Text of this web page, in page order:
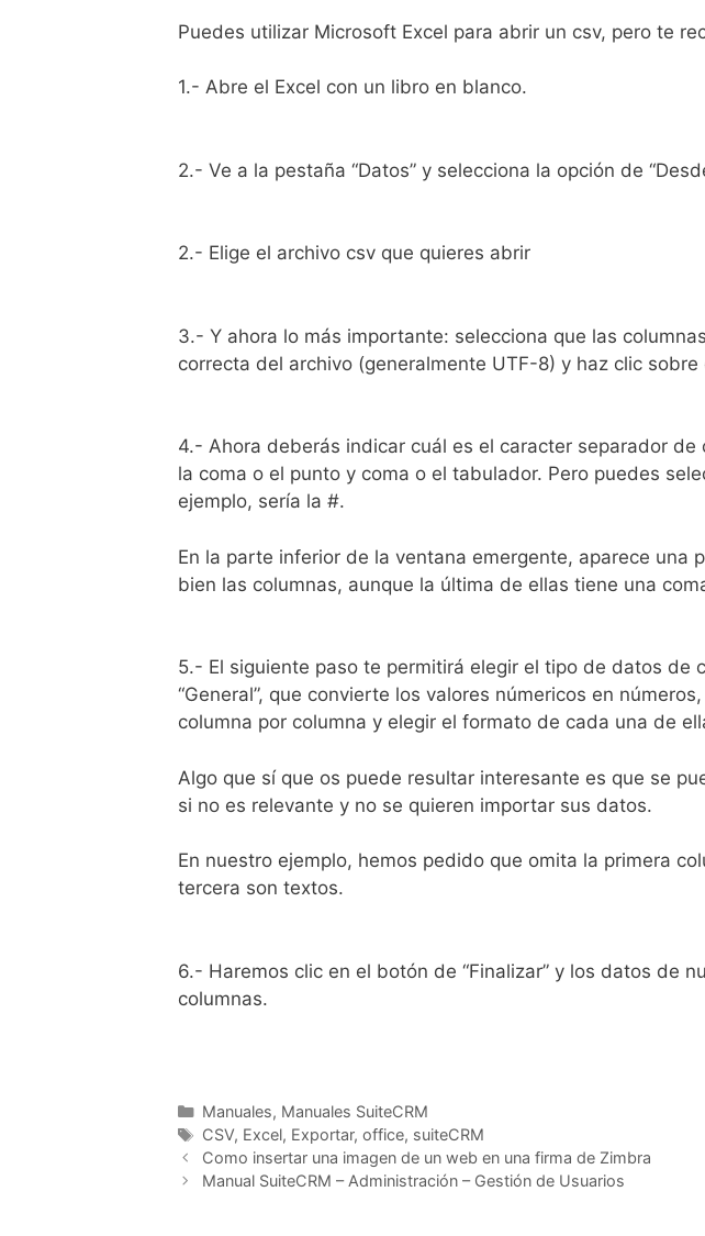
Puedes utilizar Microsoft Excel para abrir un csv, pero te
1.- Abre el Excel con un libro en blanco.
2.- Ve a la pestaña “Datos” y selecciona la opción de
2.- Elige el archivo csv que quieres abrir
3.- Y ahora lo más importante: selecciona que las
correcta del archivo (generalmente UTF-8) y haz clic sobre
4.- Ahora deberás indicar cuál es el caracter separador
la coma o el punto y coma o el tabulador. Pero puedes
ejemplo, sería la #.
En la parte inferior de la ventana emergente, aparece
bien las columnas, aunque la última de ellas tiene una
5.- El siguiente paso te permitirá elegir el tipo de datos
“General”, que convierte los valores númericos en
columna por columna y elegir el formato de cada una de
Algo que sí que os puede resultar interesante es que se
si no es relevante y no se quieren importar sus datos.
En nuestro ejemplo, hemos pedido que omita la primera
tercera son textos.
6.- Haremos clic en el botón de “Finalizar” y los datos de
columnas.
Manuales, Manuales SuiteCRM
CSV, Excel, Exportar, office, suiteCRM
Como insertar una imagen de un web en una firma de Zimbra
Manual SuiteCRM – Administración – Gestión de Usuarios